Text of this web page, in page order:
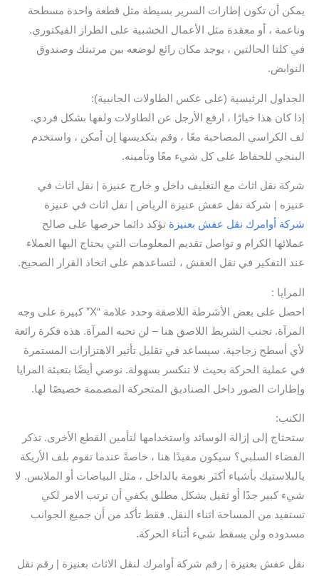
يمكن أن تكون إطارات السرير بسيطة مثل قطعة واحدة مسطحة
وناعمة ، أو معقدة مثل الأعمال الخشبية على الطراز الفيكتوري.
في كلتا الحالتين ، يوجد مكان رائع لوضعه بين مرتبتك وصندوق
النوابض.
الجداول الرئيسية (على عكس الطاولات الجانبية):
إذا كان هذا خيارًا ، ارفع الأرجل عن الطاولات ولفها بشكل فردي.
لف الكراسي المصاحبة معًا ، وقم بتكديسها إن أمكن ، واستخدم
البنجي للحفاظ على كل شيء معًا وتأمينه.
شركة نقل اثاث مع التغليف داخل و خارج عنيزة | نقل اثاث في
عنيزه | شركة نقل عفش عنيزة الرياض | نقل اثاث في عنيزة
شركة أوامرك نقل عفش بعنيزة تؤكد دائما حرصها على صالح
عملائها الكرام و تواصل تقديم المعلومات التي يحتاج اليها العملاء
عند التفكير في نقل العفش ، لتساعدهم على اتخاذ القرار الصحيح.
المرايا :
احصل على بعض الأشرطة اللاصقة وحدد علامة “X” كبيرة على وجه
المرآة. تجنب الشريط اللاصق هنا – لن تحبه المرآة. هذه فكرة رائعة
لأي أسطح زجاجية. سيساعد في تقليل تأثير الاهتزازات المستمرة
في عملية الحركة بحيث لا تنكسر بسهولة. نوصي أيضًا بتعبئة المرايا
وإطارات الصور داخل الصناديق المتحركة المصممة خصيصًا لها.
الكنب:
ستحتاج إلى إزالة الوسائد واستخدامها لتأمين القطع الأخرى. تذكر
الفضاء السلبي؟ سيكون مفيدًا هنا ، خاصةً عندما تقوم بلف الأريكة
بالبلاستيك بأشياء أكثر نعومة بالداخل ، مثل البياضات أو الملابس. لا
شيء كبير جدًا أو ثقيل بشكل مطلق يكفي أن ترتب الامر لكي
تستفيد من المساحة اثناء النقل. فقط تأكد من أن جميع الجوانب
مسدوده ولن يسقط شيء أثناء الحركة.
نقل عفش بعنيزة | رقم شركة أوامرك لنقل الاثاث بعنيزة | رقم نقل